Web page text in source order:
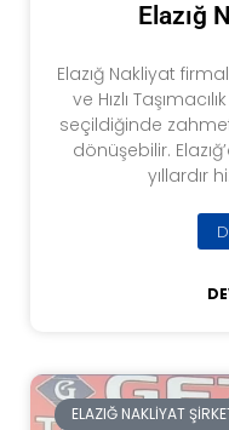
Elazığ
Elazığ Nakliyat
ve Hızlı
seçildiğinde
dönüşebilir.
yıllardır
ELAZIĞ NAKLIYAT